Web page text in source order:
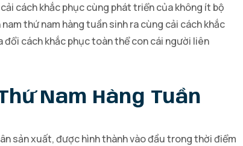
cách khắc phục cùng phát triển của không ít bộ
thứ nam hàng tuần sinh ra cùng cải cách khắc
cách khắc phục toàn thể con cái người liên
Nam Hàng Tuần
sản xuất, được hình thành vào đầu trong thời điểm